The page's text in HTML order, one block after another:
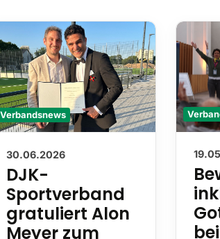
Verbandsnews
30.06.2026
DJK-
Sportverband
gratuliert Alon
Meyer zum